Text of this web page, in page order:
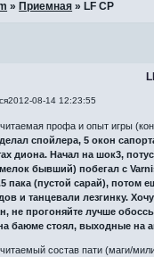
» Приемная » LF CP
2012-08-14 12:23:55
профа и опыт игры
спойлера, 5 окон
диона. Начал на шок3,
бывший) побегал с
пака (пустой сарай),
и танцевали лезгинку.
не прогоняйте лучше
баюме стоял, выходные на
состав пати (маги/